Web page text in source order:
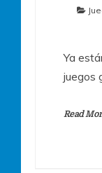
Ya
juegos
Read